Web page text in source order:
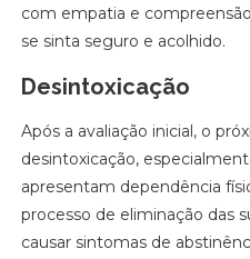
com empatia e
se sinta seguro e acolhido.
Desintoxicação
Após a avaliação inicial, o
desintoxicação,
apresentam dependência
processo de eliminação das
causar sintomas de